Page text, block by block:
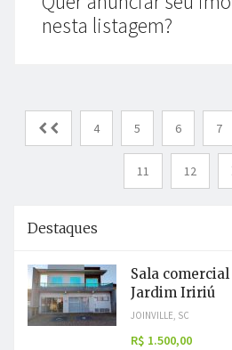
nesta listagem?
4 5 6 7
11 12
Destaques
Sala
Jardim Iririú
JOINVILLE, SC
R$ 1.500,00